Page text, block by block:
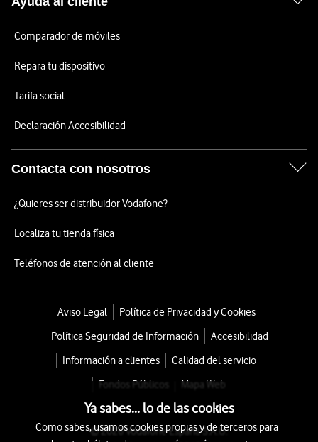
Comparador de móviles
Repara tu dispositivo
Tarifa social
Declaración Accesibilidad
Contacta con nosotros
¿Quieres ser distribuidor Vodafone?
Localiza tu tienda física
Teléfonos de atención al cliente
Aviso Legal
Política de Privacidad y Cookies
Política Seguridad de Información
Accesibilidad
Información a clientes
Calidad del servicio
Fondos Públicos
Mapa Web
© 2026 Vodafone España S.A.U.
Ya sabes... lo de las cookies
Como sabes, usamos cookies propias y de terceros para